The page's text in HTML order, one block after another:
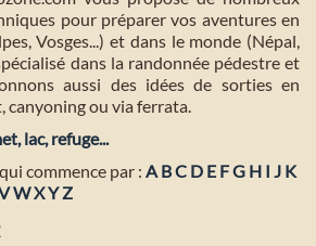
pour préparer vos aventures en
Vosges...) et dans le monde (Népal,
dans la randonnée pédestre et
aussi des idées de sorties en
canyoning ou via ferrata.
lac, refuge...
commence par : A BC D E FG H I J K
WXY Z